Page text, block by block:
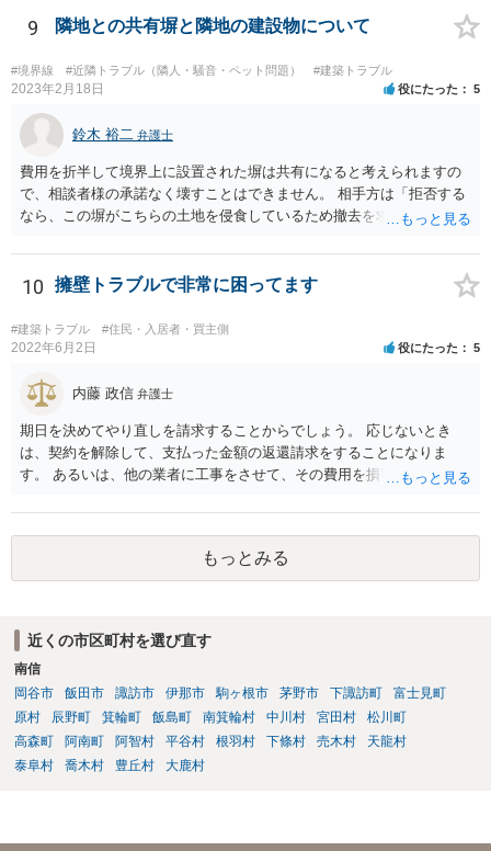
取りの交渉をすることもあり得るでしょう。 反対に、明け渡しを求め
ることが難しいのであれば、賃料の見直し（増額）や買取りの交渉も
困難とならざるを得ないでしょう。 いずれにしても、（強制的な）明
け渡しなどの請求もお考えなのであれば、現況や契約書等の確認が不
可欠ですから、資料等一式を持参して弁護士にご相談された方がよい
かと思います。
9 隣地との共有塀と隣地の建設物について
#境界線 #近隣トラブル（隣人・騒音・ペット問題） #建築トラブル
2023年2月18日 役にたった 5
鈴木 裕二 弁護士
費用を折半して境界上に設置された塀は共有になると考えられますの
で、相談者様の承諾なく壊すことはできません。 相手方は「拒否する
なら、この塀がこちらの土地を侵食しているため撤去を求める手続き
ているわけですから、相談者様の同意なく塀の撤去を求めることは法
的には難しいように思われます。 また、「隣地（相談者様）の許可」
というのが何の許可を示しているのか判然としませんが、一般に、高
層建築物の建築確認を得る際は、近隣住民と協議してその建築に関し
同意を得るよう行政指導が行われておりますので、（推測になってし
たのかもしれません。 近隣住民の同意は必須の要件ではないため、直
ちに建築確認自体が取り消されるわけではございませんが、虚偽の申
請を行ったことについて申請者の責任を追及する余地はあろうかと存
じます。 お話をお聞きする限り、相手方のやり口は非常に強引かつ高
圧的で、相談者様が恐怖を感じるのは無理もないことかと思います。
取った」ということについて説明を求める旨を記載した通知書を送り
士に任せることができ、相手方と話さなければならないという精神的
なご負担をなくすこともできます。 相手方に恐怖を感じ、ご自身で話
し合いを行うことができそうにないようでしたら、一度弁護士に依頼
することをご検討いただくのがよろしいかもしれません。 ご参考にな
れば幸いです。
10 擁壁トラブルで非常に困ってます
#建築トラブル #住民・入居者・買主側
2022年6月2日 役にたった 5
内藤 政信 弁護士
期日を決めてやり直しを請求することからでしょう。 応じないとき
は、契約を解除して、支払った金額の返還請求をすることになりま
す。 あるいは、他の業者に工事をさせて、その費用を損害として請求
もっとみる
近くの市区町村を選び直す
南信
岡谷市
飯田市 諏訪市 伊那市 駒ヶ根市 茅野市 下諏訪町
富士見町
原村
辰野町 箕輪町 飯島町 南箕輪村 中川村 宮田村
松川町
高森町
阿南町 阿智村 平谷村 根羽村 下條村 売木村
天龍村
泰阜村
喬木村 豊丘村 大鹿村